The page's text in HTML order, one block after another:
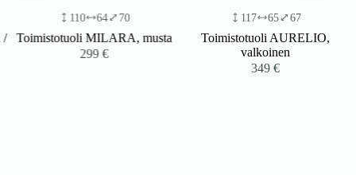
110 64 70
Toimistotuoli MILARA, musta
299€
117 65 67
Toimistotuoli AURELIO,
valkoinen
349€